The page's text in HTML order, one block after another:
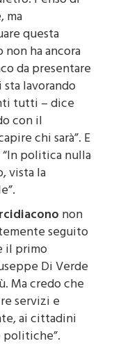
ma
questa
ha ancora
da presentare
lavorando
tutti – dice
con il
chi sarà”. E
politica nulla
vista la
non
seguito
il primo
Di Verde
Ma credo che
servizi e
ai cittadini